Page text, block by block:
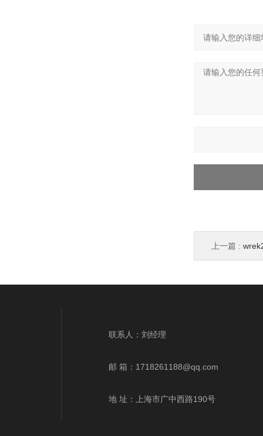
上一篇 :
联系人：刘经理
邮 箱： 1718261188@qq.com
地 址：上海市广中西路190号